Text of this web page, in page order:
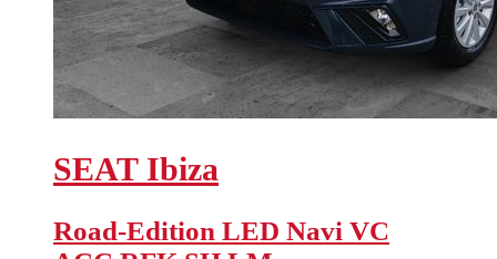
SEAT Ibiza
Road-Edition LED Navi VC